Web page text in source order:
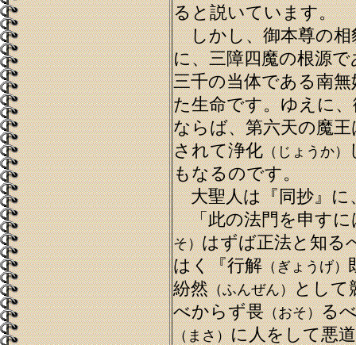
ると説いています。
しかし、御本尊の相
に、三障四魔の根源
三千の当体である南
た生命です。ゆえに
ならば、第六天の魔
されて浄化（じょうか）
もなるのです。
大聖人は『同抄』に
「此の法門を申すに
そ）はずば正法と知る
はく『行解（ぎょうげ）
紛然（ふんぜん）として
べからず畏（おそ）る
（まさ）に人をして悪